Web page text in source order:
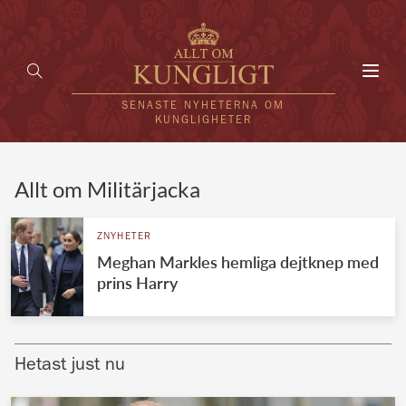
SENASTE NYHETERNA OM
KUNGLIGHETER
UTLÄNDSKT
VÄRLDENS KUNGAHUS
Brittiska kungahuset
Allt om Militärjacka
ZNYHETER
Meghan Markles hemliga dejtknep med
prins Harry
Hetast just nu